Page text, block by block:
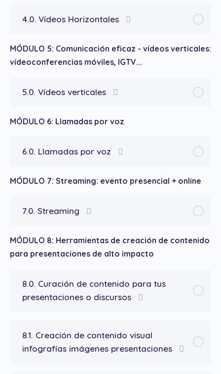
4.0. Vídeos Horizontales
MÓDULO 5: Comunicación eficaz - vídeos verticales:
videoconferencias móviles, IGTV...
5.0. Vídeos verticales
MÓDULO 6: Llamadas por voz
6.0. Llamadas por voz
MÓDULO 7: Streaming: evento presencial + online
7.0. Streaming
MÓDULO 8: Herramientas de creación de contenido
para presentaciones de alto impacto
8.0. Curación de contenido para tus
presentaciones o discursos
8.1. Creación de contenido visual
infografías imágenes presentaciones